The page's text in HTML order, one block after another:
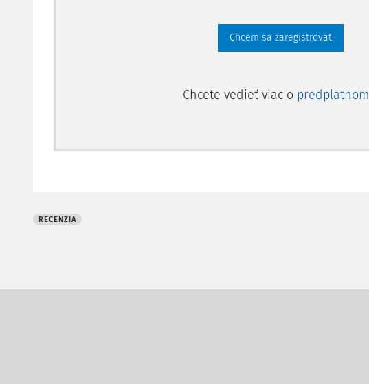
Chcem sa zaregistrovať
Chcete vedieť viac o predplatnom
RECENZIA